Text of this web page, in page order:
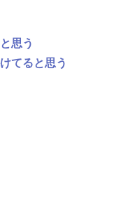
思う
てると思う